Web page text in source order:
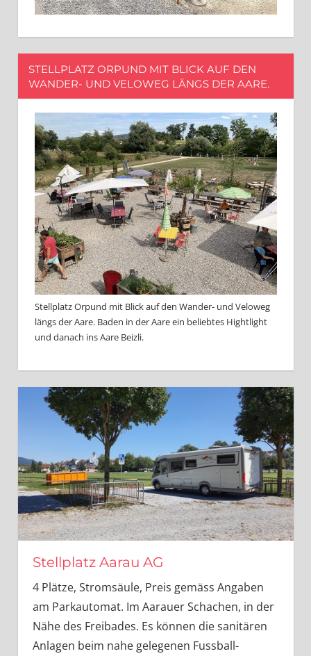
STELLPLATZ ORPUND MIT BLICK AUF DEN
WANDER- UND VELOWEG LÄNGS DER AARE.
Stellplatz Orpund mit Blick auf den Wander- und Veloweg
längs der Aare. Baden in der Aare ein beliebtes Hightlight
und danach ins Aare Beizli.
Stellplatz Aarau AG
4 Plätze, Stromsäule, Preis gemäss Angaben
am Parkautomat. Im Aarauer Schachen, in der
Nähe des Freibades. Es können die sanitären
Anlagen beim nahe gelegenen Fussball-